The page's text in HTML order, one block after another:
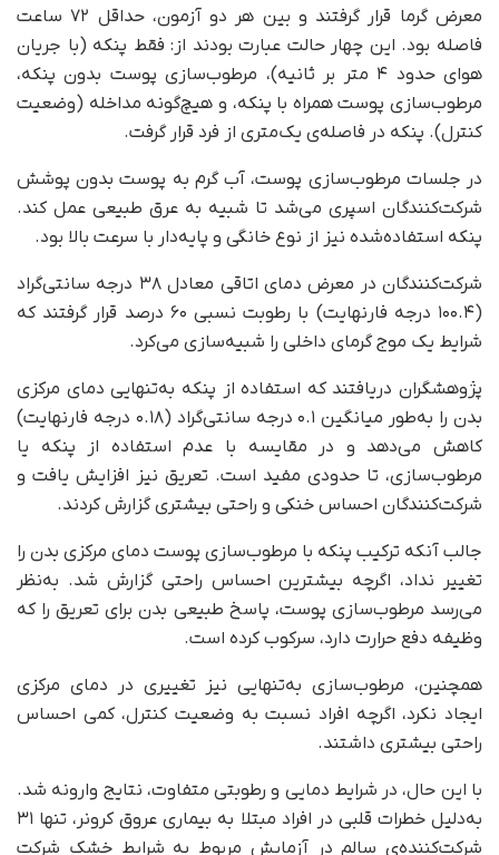
معرض گرما قرار گرفتند و بین هر دو آزمون، حداقل ۷۲ ساعت
فاصله بود. این چهار حالت عبارت بودند از: فقط پنکه (با جریان
هوای حدود ۴ متر بر ثانیه)، مرطوب‌سازی پوست بدون پنکه،
مرطوب‌سازی پوست همراه با پنکه، و هیچ‌گونه مداخله (وضعیت
کنترل). پنکه در فاصله‌ی یک‌متری از فرد قرار گرفت.
در جلسات مرطوب‌سازی پوست، آب گرم به پوست بدون پوشش
شرکت‌کنندگان اسپری می‌شد تا شبیه به عرق طبیعی عمل کند.
پنکه استفاده‌شده نیز از نوع خانگی و پایه‌دار با سرعت بالا بود.
شرکت‌کنندگان در معرض دمای اتاقی معادل ۳۸ درجه سانتی‌گراد
(۱۰۰.۴ درجه فارنهایت) با رطوبت نسبی ۶۰ درصد قرار گرفتند که
شرایط یک موج گرمای داخلی را شبیه‌سازی می‌کرد.
پژوهشگران دریافتند که استفاده از پنکه به‌تنهایی دمای مرکزی
بدن را به‌طور میانگین ۰.۱ درجه سانتی‌گراد (۰.۱۸ درجه فارنهایت)
کاهش می‌دهد و در مقایسه با عدم استفاده از پنکه یا
مرطوب‌سازی، تا حدودی مفید است. تعریق نیز افزایش یافت و
شرکت‌کنندگان احساس خنکی و راحتی بیشتری گزارش کردند.
جالب آنکه ترکیب پنکه با مرطوب‌سازی پوست دمای مرکزی بدن را
تغییر نداد، اگرچه بیشترین احساس راحتی گزارش شد. به‌نظر
می‌رسد مرطوب‌سازی پوست، پاسخ طبیعی بدن برای تعریق را که
وظیفه دفع حرارت دارد، سرکوب کرده است.
همچنین، مرطوب‌سازی به‌تنهایی نیز تغییری در دمای مرکزی
ایجاد نکرد، اگرچه افراد نسبت به وضعیت کنترل، کمی احساس
راحتی بیشتری داشتند.
با این حال، در شرایط دمایی و رطوبتی متفاوت، نتایج وارونه شد.
به‌دلیل خطرات قلبی در افراد مبتلا به بیماری عروق کرونر، تنها ۳۱
شرکت‌کننده‌ی سالم در آزمایش مربوط به شرایط خشک شرکت